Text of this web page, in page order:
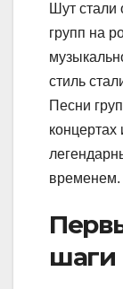
Шут стали
групп на
стиль
Песни
концертах
временем.
шаги